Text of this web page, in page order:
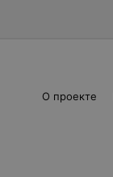
О проекте